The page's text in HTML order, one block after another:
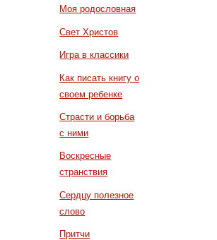
Моя родословная
Свет Христов
Игра в классики
Как писать книгу о
своем ребенке
Страсти и борьба
с ними
Воскресные
странствия
Сердцу полезное
слово
Притчи